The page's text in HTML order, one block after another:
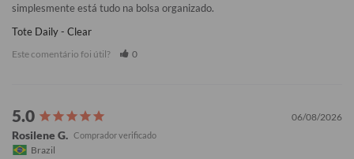
simplesmente está tudo na bolsa organizado.
Tote Daily - Clear
Este comentário foi útil? 0
06/08/2026
Rosilene G.
Brazil